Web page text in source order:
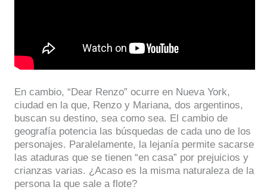
En cambio, “Dear Renzo” ocurre en Nueva York,
ciudad en la que, Renzo y Mariana, dos argentinos,
buscan su destino, sea como sea. El cambio de
geografía potencia las búsquedas de cada uno de los
personajes. Paralelamente, la lejanía permite sacarse
las ataduras que se tienen “en casa” por prejuicios y
crianzas varias. ¿Acaso es la misma naturaleza de la
persona la que sale a flote?